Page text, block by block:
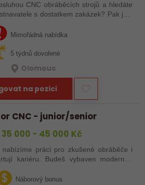
CNC obráběcích strojů a hledáte
s dostatkem zakázek? Pak jste
nabídky práce a reagujte zasláním
Mimořádná nabídka
5 týdnů dovolené
Olomouc
na pozici
CNC - junior/senior
35 000 - 45 000 Kč
práci pro zkušené obráběče i
vybaven moderním
Náborový bonus